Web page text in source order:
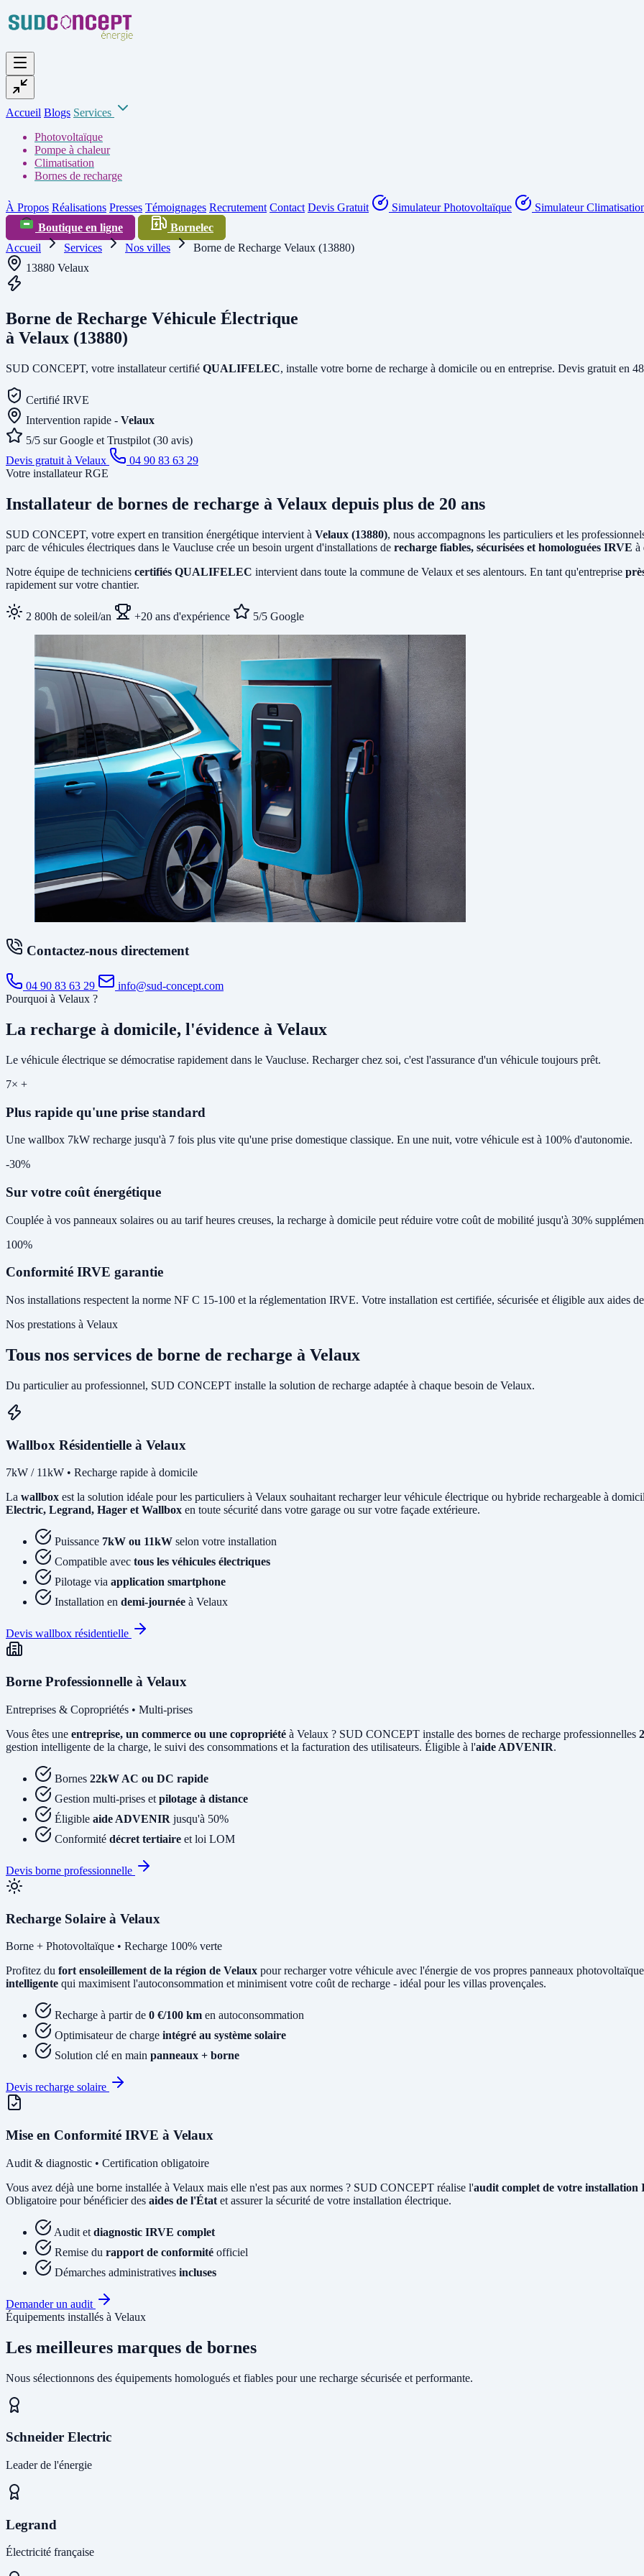
Accueil Blogs Services
Photovoltaïque
Pompe à chaleur
Climatisation
Bornes de recharge
À Propos Réalisations Presses Témoignages Recrutement Contact Devis Gratuit Simulateur Photovoltaïque Simulateur
Boutique en ligne
Bornelec
Accueil
Services Nos villes
Borne de Recharge Velaux (13880)
13880 Velaux
Borne de Recharge Véhicule Électrique
à Velaux (13880)
SUD CONCEPT, votre installateur certifié QUALIFELEC, installe votre borne de recharge à domicile ou en entreprise. Devis gratuit en
Certifié IRVE
Intervention rapide - Velaux
5/5 sur Google et Trustpilot (30 avis)
Devis gratuit à Velaux
04 90 83 63 29
Votre installateur RGE
Installateur de bornes de recharge à Velaux depuis plus de 20 ans
SUD CONCEPT, votre expert en transition énergétique intervient à Velaux (13880), nous accompagnons les particuliers et les
parc de véhicules électriques dans le Vaucluse crée un besoin urgent d'installations de recharge fiables, sécurisées et homologuées IRVE à
Notre équipe de techniciens certifiés QUALIFELEC intervient dans toute la commune de Velaux et ses alentours. En tant qu'entreprise
rapidement sur votre chantier.
2 800h de soleil/an +20 ans d'expérience 5/5 Google
Contactez-nous directement
04 90 83 63 29
info@sud-concept.com
Pourquoi à Velaux ?
La recharge à domicile, l'évidence à Velaux
Le véhicule électrique se démocratise rapidement dans le Vaucluse. Recharger chez soi, c'est l'assurance d'un véhicule toujours prêt.
7× +
Plus rapide qu'une prise standard
Une wallbox 7kW recharge jusqu'à 7 fois plus vite qu'une prise domestique classique. En une nuit, votre véhicule est à 100% d'autonomie.
-30%
Sur votre coût énergétique
Couplée à vos panneaux solaires ou au tarif heures creuses, la recharge à domicile peut réduire votre coût de mobilité jusqu'à 30%
100%
Conformité IRVE garantie
Nos installations respectent la norme NF C 15-100 et la réglementation IRVE. Votre installation est certifiée, sécurisée et éligible aux aides
Nos prestations à Velaux
Tous nos services de borne de recharge à Velaux
Du particulier au professionnel, SUD CONCEPT installe la solution de recharge adaptée à chaque besoin de Velaux.
Wallbox Résidentielle à Velaux
7kW / 11kW • Recharge rapide à domicile
La wallbox est la solution idéale pour les particuliers à Velaux souhaitant recharger leur véhicule électrique ou hybride rechargeable à
Electric, Legrand, Hager et Wallbox en toute sécurité dans votre garage ou sur votre façade extérieure.
Puissance 7kW ou 11kW selon votre installation
Compatible avec tous les véhicules électriques
Pilotage via application smartphone
Installation en demi-journée à Velaux
Devis wallbox résidentielle
Borne Professionnelle à Velaux
Entreprises & Copropriétés • Multi-prises
Vous êtes une entreprise, un commerce ou une copropriété à Velaux ? SUD CONCEPT installe des bornes de recharge professionnelles
gestion intelligente de la charge, le suivi des consommations et la facturation des utilisateurs. Éligible à l'aide ADVENIR.
Bornes 22kW AC ou DC rapide
Gestion multi-prises et pilotage à distance
Éligible aide ADVENIR jusqu'à 50%
Conformité décret tertiaire et loi LOM
Devis borne professionnelle
Recharge Solaire à Velaux
Borne + Photovoltaïque • Recharge 100% verte
Profitez du fort ensoleillement de la région de Velaux pour recharger votre véhicule avec l'énergie de vos propres panneaux
intelligente qui maximisent l'autoconsommation et minimisent votre coût de recharge - idéal pour les villas provençales.
Recharge à partir de 0 €/100 km en autoconsommation
Optimisateur de charge intégré au système solaire
Solution clé en main panneaux + borne
Devis recharge solaire
Mise en Conformité IRVE à Velaux
Audit & diagnostic • Certification obligatoire
Vous avez déjà une borne installée à Velaux mais elle n'est pas aux normes ? SUD CONCEPT réalise l'audit complet de votre installation
Obligatoire pour bénéficier des aides de l'État et assurer la sécurité de votre installation électrique.
Audit et diagnostic IRVE complet
Remise du rapport de conformité officiel
Démarches administratives incluses
Demander un audit
Équipements installés à Velaux
Les meilleures marques de bornes
Nous sélectionnons des équipements homologués et fiables pour une recharge sécurisée et performante.
Schneider Electric
Leader de l'énergie
Legrand
Électricité française